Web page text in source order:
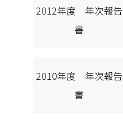
2012年度 年次報告
書
2010年度 年次報告
書